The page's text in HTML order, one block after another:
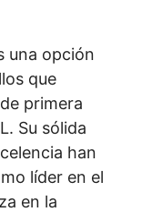
una opción
que
primera
Su sólida
han
líder en el
en la